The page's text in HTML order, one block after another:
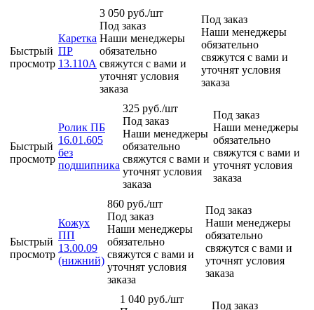
Быстрый
просмотр
Каретка
ПР
13.110А
3 050 руб./шт
Под заказ
Наши менеджеры
обязательно
свяжутся с вами и
уточнят условия
заказа
Под заказ
Наши менеджеры
обязательно
свяжутся с вами и
уточнят условия
заказа
Быстрый
просмотр
Ролик ПБ
16.01.605
без
подшипника
325 руб./шт
Под заказ
Наши менеджеры
обязательно
свяжутся с вами и
уточнят условия
заказа
Под заказ
Наши менеджеры
обязательно
свяжутся с вами и
уточнят условия
заказа
Быстрый
просмотр
Кожух
ПП
13.00.09
(нижний)
860 руб./шт
Под заказ
Наши менеджеры
обязательно
свяжутся с вами и
уточнят условия
заказа
Под заказ
Наши менеджеры
обязательно
свяжутся с вами и
уточнят условия
заказа
1 040 руб./шт
Под заказ